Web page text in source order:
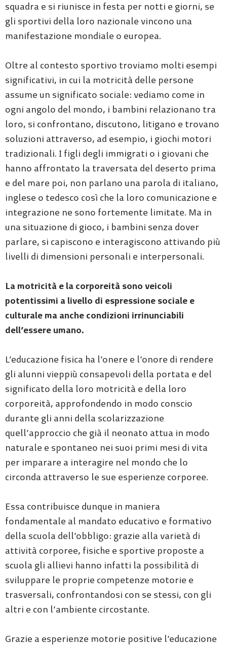
squadra e si riunisce in festa per notti e giorni, se
gli sportivi della loro nazionale vincono una
manifestazione mondiale o europea.
Oltre al contesto sportivo troviamo molti esempi
significativi, in cui la motricità delle persone
assume un significato sociale: vediamo come in
ogni angolo del mondo, i bambini relazionano tra
loro, si confrontano, discutono, litigano e trovano
soluzioni attraverso, ad esempio, i giochi motori
tradizionali. I figli degli immigrati o i giovani che
hanno affrontato la traversata del deserto prima
e del mare poi, non parlano una parola di italiano,
inglese o tedesco così che la loro comunicazione e
integrazione ne sono fortemente limitate. Ma in
una situazione di gioco, i bambini senza dover
parlare, si capiscono e interagiscono attivando più
livelli di dimensioni personali e interpersonali.
La motricità e la corporeità sono veicoli
potentissimi a livello di espressione sociale e
culturale ma anche condizioni irrinunciabili
dell’essere umano.
L’educazione fisica ha l’onere e l’onore di rendere
gli alunni vieppiù consapevoli della portata e del
significato della loro motricità e della loro
corporeità, approfondendo in modo conscio
durante gli anni della scolarizzazione
quell’approccio che già il neonato attua in modo
naturale e spontaneo nei suoi primi mesi di vita
per imparare a interagire nel mondo che lo
circonda attraverso le sue esperienze corporee.
Essa contribuisce dunque in maniera
fondamentale al mandato educativo e formativo
della scuola dell’obbligo: grazie alla varietà di
attività corporee, fisiche e sportive proposte a
scuola gli allievi hanno infatti la possibilità di
sviluppare le proprie competenze motorie e
trasversali, confrontandosi con se stessi, con gli
altri e con l’ambiente circostante.
Grazie a esperienze motorie positive l’educazione